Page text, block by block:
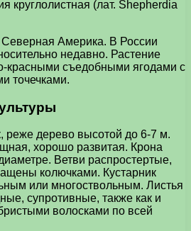
круглолистная (лат. Shepherdia
Америка. В России
недавно. Растение
красными съедобными ягодами с
точечками.
реже дерево высотой до 6-7 м.
хорошо развитая. Крона
Ветви распростертые,
колючками. Кустарник
или многоствольным. Листья
супротивные, также как и
волосками по всей